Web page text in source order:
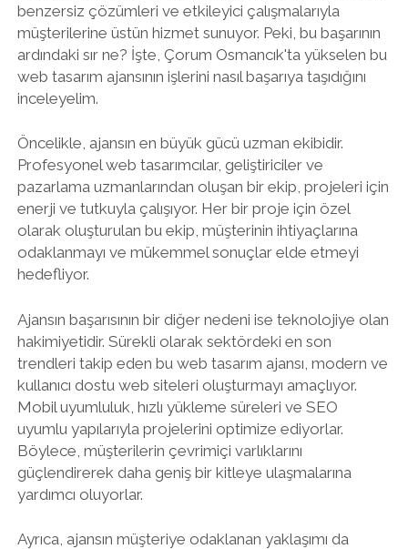
benzersiz çözümleri ve etkileyici çalışmalarıyla
müşterilerine üstün hizmet sunuyor. Peki, bu başarının
ardındaki sır ne? İşte, Çorum Osmancık'ta yükselen bu
web tasarım ajansının işlerini nasıl başarıya taşıdığını
inceleyelim.
Öncelikle, ajansın en büyük gücü uzman ekibidir.
Profesyonel web tasarımcılar, geliştiriciler ve
pazarlama uzmanlarından oluşan bir ekip, projeleri için
enerji ve tutkuyla çalışıyor. Her bir proje için özel
olarak oluşturulan bu ekip, müşterinin ihtiyaçlarına
odaklanmayı ve mükemmel sonuçlar elde etmeyi
hedefliyor.
Ajansın başarısının bir diğer nedeni ise teknolojiye olan
hakimiyetidir. Sürekli olarak sektördeki en son
trendleri takip eden bu web tasarım ajansı, modern ve
kullanıcı dostu web siteleri oluşturmayı amaçlıyor.
Mobil uyumluluk, hızlı yükleme süreleri ve SEO
uyumlu yapılarıyla projelerini optimize ediyorlar.
Böylece, müşterilerin çevrimiçi varlıklarını
güçlendirerek daha geniş bir kitleye ulaşmalarına
yardımcı oluyorlar.
Ayrıca, ajansın müşteriye odaklanan yaklaşımı da